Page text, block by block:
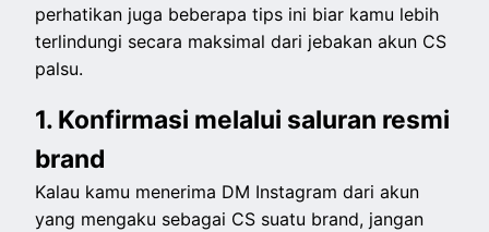
perhatikan juga beberapa tips ini biar kamu lebih
terlindungi secara maksimal dari jebakan akun CS
palsu.
1. Konfirmasi melalui saluran resmi
brand
Kalau kamu menerima DM Instagram dari akun
yang mengaku sebagai CS suatu brand, jangan